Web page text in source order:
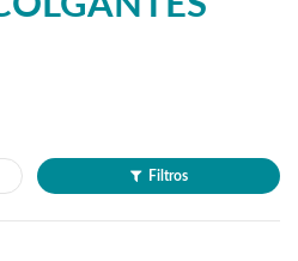
Filtros